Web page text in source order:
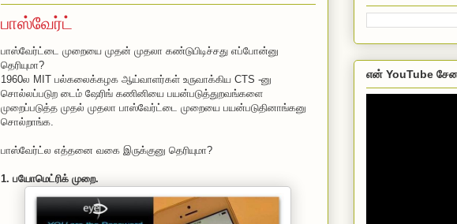
பாஸ்வேர்ட்
பாஸ்வேர்ட்டை முறையை முதன் முதலா கண்டுபிடிச்சது எப்போன்னு
தெரியுமா?
1960ல MIT பல்கலைக்கழக ஆய்வாளர்கள் உருவாக்கிய CTS -னு
சொல்லப்படுற டைம் ஷேரிங் கணினியை பயன்படுத்துறவங்களை
முறைப்படுத்த முதல் முதலா பாஸ்வேர்ட்டை முறையை பயன்படுதினாங்கனு
சொல்றாங்க.
பாஸ்வேர்ட்ல எத்தனை வகை இருக்குனு தெரியுமா?
1. பயோமெட்ரிக் முறை.
என் YouTube